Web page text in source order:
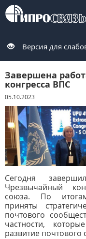
Версия для
Завершена
конгресса ВПС
05.10.2023
Сегодня
Чрезвычайный
союза. По
приняты
почтового
частности,
развитие почтового